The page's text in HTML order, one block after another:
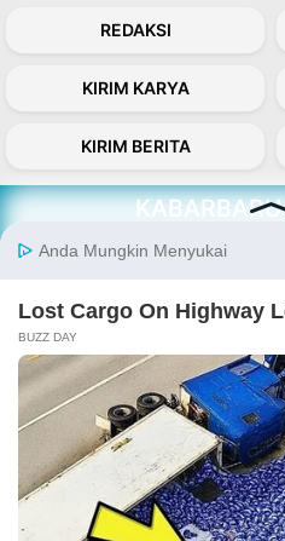
REDAKSI
KIRIM KARYA
KIRIM BERITA
About Our
Kabarbaru.co
inspiratif dari
serta
Follow